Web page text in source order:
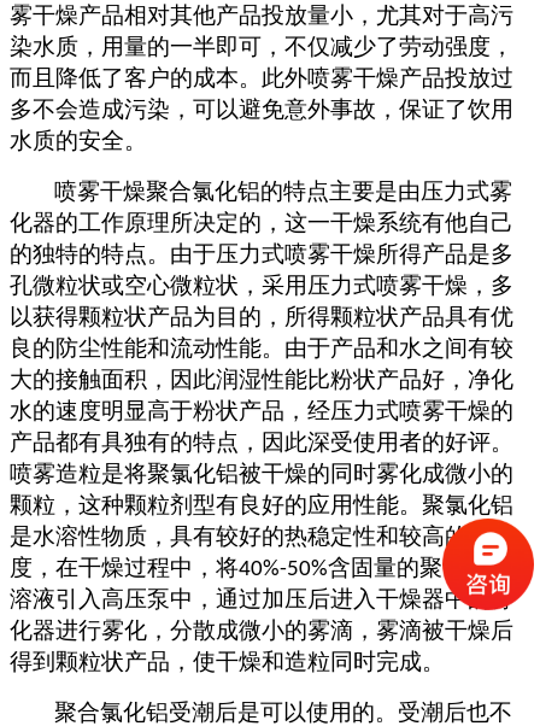
雾干燥产品相对其他产品投放量小，尤其对于高污
染水质，用量的一半即可，不仅减少了劳动强度，
而且降低了客户的成本。此外喷雾干燥产品投放过
多不会造成污染，可以避免意外事故，保证了饮用
水质的安全。
喷雾干燥聚合氯化铝的特点主要是由压力式雾
化器的工作原理所决定的，这一干燥系统有他自己
的独特的特点。由于压力式喷雾干燥所得产品是多
孔微粒状或空心微粒状，采用压力式喷雾干燥，多
以获得颗粒状产品为目的，所得颗粒状产品具有优
良的防尘性能和流动性能。由于产品和水之间有较
大的接触面积，因此润湿性能比粉状产品好，净化
水的速度明显高于粉状产品，经压力式喷雾干燥的
产品都有具独有的特点，因此深受使用者的好评。
喷雾造粒是将聚氯化铝被干燥的同时雾化成微小的
颗粒，这种颗粒剂型有良好的应用性能。聚氯化铝
是水溶性物质，具有较好的热稳定性和较高的溶解
度，在干燥过程中，将40%-50%含固量的聚氯化铝
溶液引入高压泵中，通过加压后进入干燥器中的雾
化器进行雾化，分散成微小的雾滴，雾滴被干燥后
得到颗粒状产品，使干燥和造粒同时完成。
聚合氯化铝受潮后是可以使用的。受潮后也不